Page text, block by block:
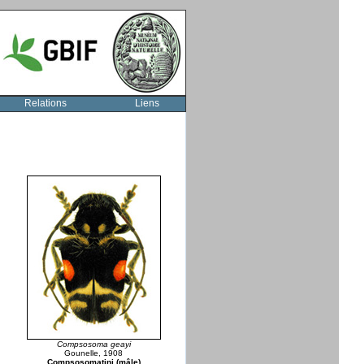
Relations Liens
Compsosoma geayi
Gounelle, 1908
Compsosomatini (mâle)